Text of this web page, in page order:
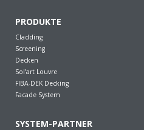
PRODUKTE
Cladding
Screening
Decken
Sol’art Louvre
FIBA-DEK Decking
Facade System
SYSTEM-PARTNER